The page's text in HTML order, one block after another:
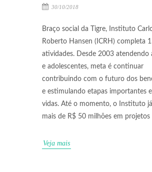
30/10/2018
Braço social da Tigre, Instituto
Roberto Hansen (ICRH) completa
atividades. Desde 2003 atendendo
e adolescentes, meta é continuar
contribuindo com o futuro dos
e estimulando etapas importantes
vidas. Até o momento, o Instituto
mais de R$ 50 milhões em projetos
Veja mais